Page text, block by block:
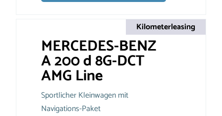
Kilometerleasing
MERCEDES-BENZ
A 200 d 8G-DCT
AMG Line
Sportlicher Kleinwagen mit
Navigations-Paket